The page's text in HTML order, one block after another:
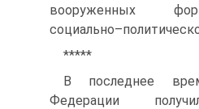
вооруженных
*****
В последнее
Федерации